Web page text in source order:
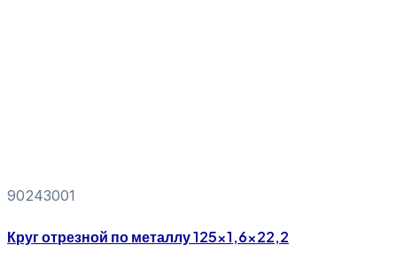
90243001
Круг отрезной по металлу 125×1,6×22,2